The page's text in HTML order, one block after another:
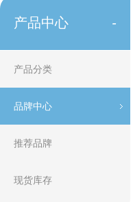
产品中心 -
产品分类
品牌中心
推荐品牌
现货库存